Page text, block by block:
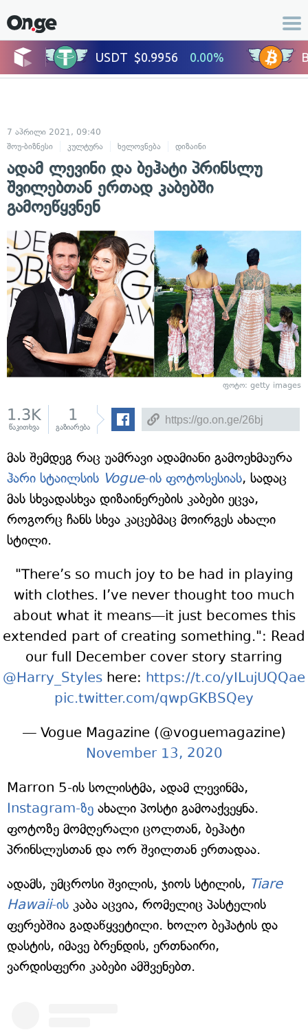
7 აპრილი 2021, 09:40
შოუ-ბიზნესი
კულტურა ხელოვნება დიზაინი
ადამ ლევინი და ბეჰატი პრინსლუ
შვილებთან ერთად კაბებში
გამოეწყვნენ
ფოტო: getty images
1.3K
წაკითხვა
1
გაზიარება
მას შემდეგ რაც უამრავი ადამიანი გამოეხმაურა
ჰარი სტაილსის Vogue-ის ფოტოსესიას, სადაც
მას სხვადასხვა დიზაინერების კაბები ეცვა,
როგორც ჩანს სხვა კაცებმაც მოირგეს ახალი
სტილი.
"There’s so much joy to be had in playing
with clothes. I’ve never thought too much
about what it means—it just becomes this
extended part of creating something.": Read
our full December cover story starring
@Harry_Styles here: https://t.co/yILujUQQae
pic.twitter.com/qwpGKBSQey
— Vogue Magazine (@voguemagazine)
November 13, 2020
Marron 5-ის სოლისტმა, ადამ ლევინმა,
Instagram-ზე ახალი პოსტი გამოაქვეყნა.
ფოტოზე მომღერალი ცოლთან, ბეჰატი
პრინსლუსთან და ორ შვილთან ერთადაა.
ადამს, უმცროსი შვილის, ჯიოს სტილის, Tiare
Hawaii-ის კაბა აცვია, რომელიც პასტელის
ფერებშია გადაწყვეტილი. ხოლო ბეჰატის და
დასტის, იმავე ბრენდის, ერთნაირი,
ვარდისფერი კაბები ამშვენებთ.